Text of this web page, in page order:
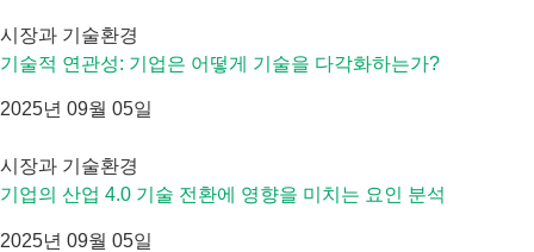
시장과 기술환경
기술적 연관성: 기업은 어떻게 기술을 다각화하는가?
2025년 09월 05일
시장과 기술환경
기업의 산업 4.0 기술 전환에 영향을 미치는 요인 분석
2025년 09월 05일